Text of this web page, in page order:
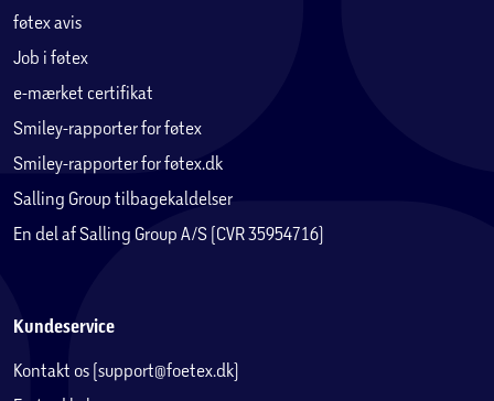
føtex avis
Job i føtex
e-mærket certifikat
Smiley-rapporter for føtex
Smiley-rapporter for føtex.dk
Salling Group tilbagekaldelser
En del af Salling Group A/S (CVR 35954716)
Kundeservice
Kontakt os (support@foetex.dk)